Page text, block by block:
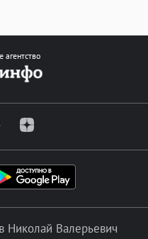
Николай Валерьевич